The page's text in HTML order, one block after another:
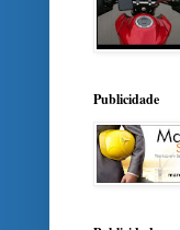
Publicidade